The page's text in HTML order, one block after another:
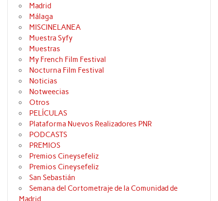
Madrid
Málaga
MISCINELANEA
Muestra Syfy
Muestras
My French Film Festival
Nocturna Film Festival
Noticias
Notweecias
Otros
PELÍCULAS
Plataforma Nuevos Realizadores PNR
PODCASTS
PREMIOS
Premios Cineysefeliz
Premios Cineysefeliz
San Sebastián
Semana del Cortometraje de la Comunidad de
Madrid